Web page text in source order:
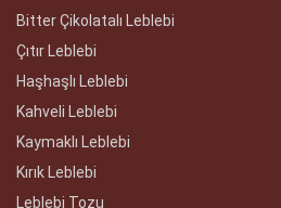
Bitter Çikolatalı Leblebi
Çıtır Leblebi
Haşhaşlı Leblebi
Kahveli Leblebi
Kaymaklı Leblebi
Kırık Leblebi
Leblebi Tozu